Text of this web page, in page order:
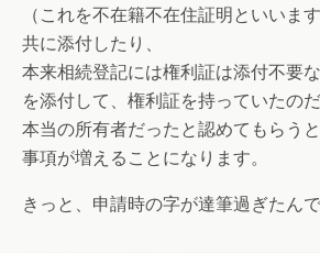
（これを不在籍不在住証明といいま
共に添付したり、
本来相続登記には権利証は添付不要
を添付して、権利証を持っていたのだ
本当の所有者だったと認めてもらう
事項が増えることになります。
きっと、申請時の字が達筆過ぎたん